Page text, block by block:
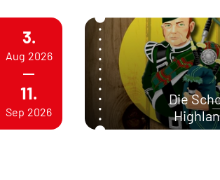
3.
Aug 2026
11.
Sep 2026
Die